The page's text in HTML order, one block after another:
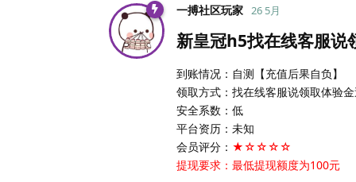
一搏社区玩家 26 5月
新皇冠h5找在线客服说
到账情况：自测【充值后果自负】
领取方式：找在线客服说领取体验
安全系数：低
平台资历：未知
会员评分： ★☆☆☆☆
提现要求：最低提现额度为100元